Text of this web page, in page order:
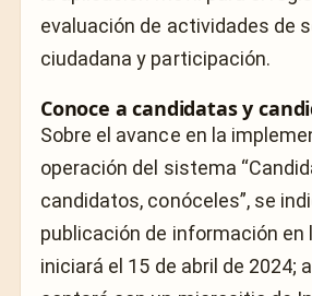
evaluación de actividades de
ciudadana y participación.
Conoce a candidatas y
Sobre el avance en la
operación del sistema
candidatos, conóceles”, se
publicación de información
iniciará el 15 de abril de 2024;